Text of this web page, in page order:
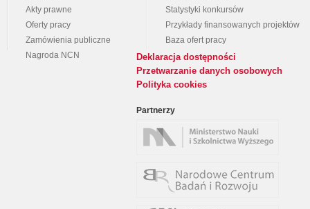
Akty prawne
Oferty pracy
Zamówienia publiczne
Nagroda NCN
Statystyki konkursów
Przykłady finansowanych projektów
Baza ofert pracy
Deklaracja dostępności
Przetwarzanie danych osobowych
Polityka cookies
Partnerzy